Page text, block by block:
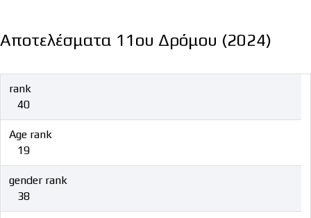
Αποτελέσματα 11ου Δρόμου (2024)
rank
40
Age rank
19
gender rank
38